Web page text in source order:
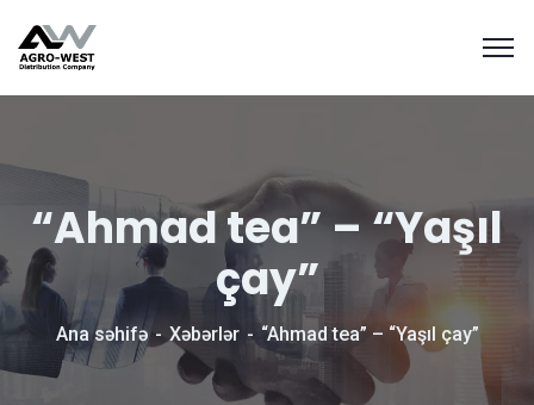
“Ahmad tea” – “Yaşıl
çay”
Ana səhifə Xəbərlər “Ahmad tea” – “Yaşıl çay”